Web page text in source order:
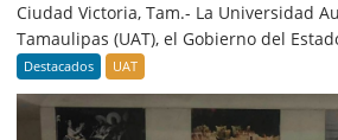
Ciudad Victoria, Tam.- La Universidad
Tamaulipas (UAT), el Gobierno del
Destacados UAT